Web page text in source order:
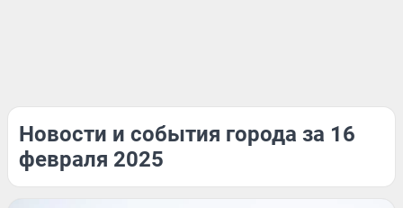
Новости и события города за 16
февраля 2025